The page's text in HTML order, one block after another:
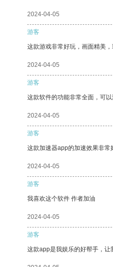
2024-04-05
游客
这款游戏非常好玩，画面精美
2024-04-05
游客
这款软件的功能非常全面，可以
2024-04-05
游客
这款加速器app的加速效果非常
2024-04-05
游客
我喜欢这个软件 作者加油
2024-04-05
游客
这款app是我娱乐的好帮手，让